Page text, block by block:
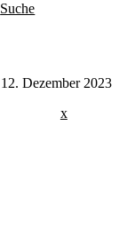
Suche
12. Dezember 2023
x